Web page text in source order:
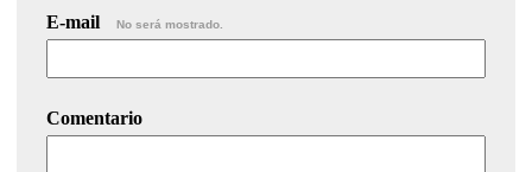
E-mail No será mostrado.
Comentario